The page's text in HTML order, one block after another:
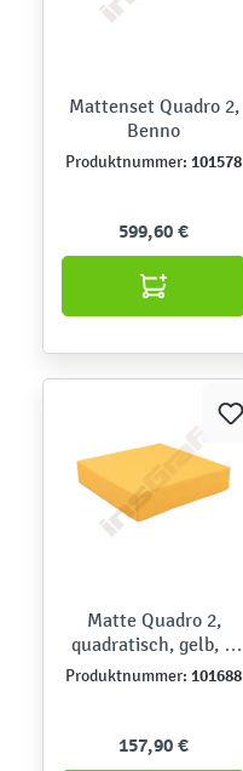
Mattenset Quadro 2,
Benno
Produktnummer: 101578
599,60 €
Matte Quadro 2,
quadratisch, gelb, H
15 cm
Produktnummer: 101688
157,90 €